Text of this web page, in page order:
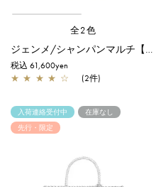
全2色
ジェンメ/シャンパンマルチ【一部店舗先行販売商品】
税込 61,600yen
★ ★ ★ ★ ☆ (2件)
入荷連絡受付中
在庫なし
先行・限定